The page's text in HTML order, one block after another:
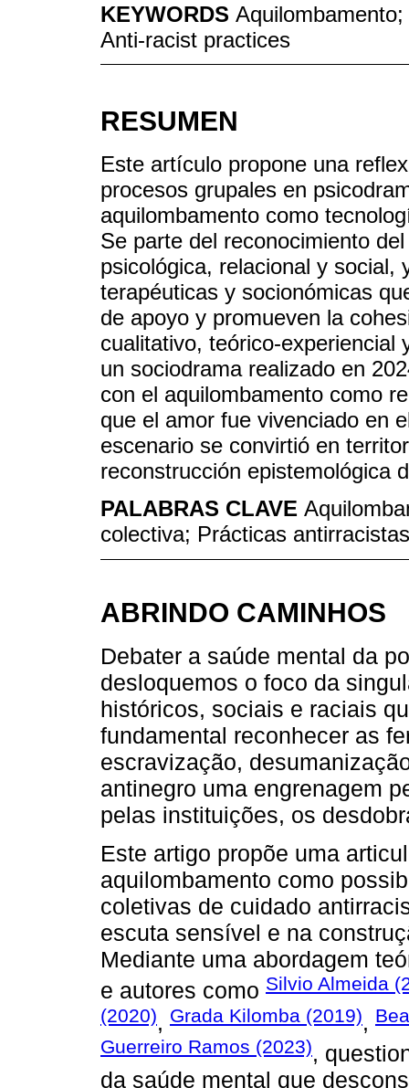
KEYWORDS
Anti-racist practices
RESUMEN
Este artículo propone una
procesos grupales en
aquilombamento como
Se parte del reconocimiento
psicológica, relacional y social,
terapéuticas y socionómicas
de apoyo y promueven la
cualitativo, teórico-
un sociodrama realizado en
con el aquilombamento como
que el amor fue vivenciado en
escenario se convirtió en
reconstrucción epistemológica
PALABRAS CLAVE
colectiva; Prácticas antirracistas
ABRINDO CAMINHOS
Debater a saúde mental da
desloquemos o foco da
históricos, sociais e raciais
fundamental reconhecer as
escravização,
antinegro uma engrenagem
pelas instituições, os
Este artigo propõe uma
aquilombamento como
coletivas de cuidado
escuta sensível e na
Mediante uma abordagem
e autores como Silvio Almeida
(2020), Grada Kilomba (2019),
Guerreiro Ramos (2023),
da saúde mental que